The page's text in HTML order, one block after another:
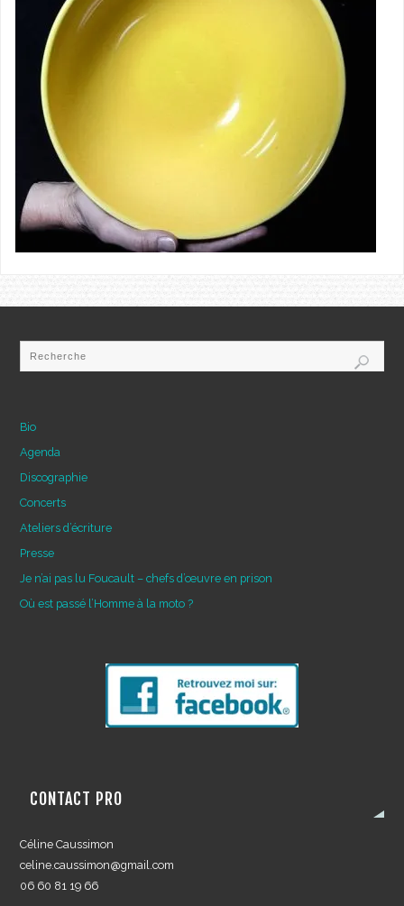
Bio
Agenda
Discographie
Concerts
Ateliers d’écriture
Presse
Je n’ai pas lu Foucault – chefs d’œuvre en prison
Où est passé l’Homme à la moto ?
CONTACT PRO
Céline Caussimon
celine.caussimon@gmail.com
06 60 81 19 66